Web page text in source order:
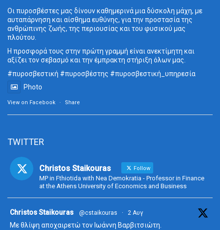
Οι πυροσβέστες μας δίνουν καθημερινά μια δύσκολη μάχη, με
αυταπάρνηση και αίσθημα ευθύνης, για την προστασία της
ανθρώπινης ζωής, της περιουσίας και του φυσικού μας
πλούτου.
Η προσφορά τους στην πρώτη γραμμή είναι ανεκτίμητη και
αξίζει τον σεβασμό και την έμπρακτη στήριξη όλων μας.
#πυροσβεστική #πυροσβέστης #πυροσβεστική_ υπηρεσία
Photo
View on Facebook · Share
TWITTER
Christos Staikouras Follow
MP in Fthiotida with Nea Demokratia - Professor in Finance
at the Athens University of Economics and Business
Christos Staikouras @cstaikouras · 2 Αυγ
Με θλίψη αποχαιρετώ τον Ιωάννη Βαρβιτσιώτη.